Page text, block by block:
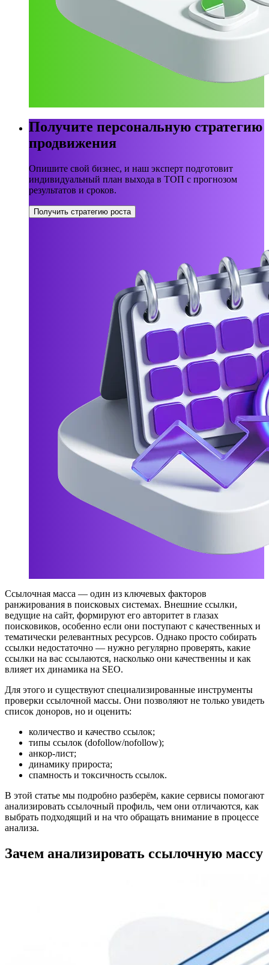
Получите персональную стратегию
продвижения
Опишите свой бизнес, и наш эксперт подготовит
индивидуальный план выхода в ТОП с прогнозом
результатов и сроков.
Получить стратегию роста
Ссылочная масса — один из ключевых факторов
ранжирования в поисковых системах. Внешние ссылки,
ведущие на сайт, формируют его авторитет в глазах
поисковиков, особенно если они поступают с качественных и
тематически релевантных ресурсов. Однако просто собирать
ссылки недостаточно — нужно регулярно проверять, какие
ссылки на вас ссылаются, насколько они качественны и как
влияет их динамика на SEO.
Для этого и существуют специализированные инструменты
проверки ссылочной массы. Они позволяют не только увидеть
список доноров, но и оценить:
количество и качество ссылок;
типы ссылок (dofollow/nofollow);
анкор-лист;
динамику прироста;
спамность и токсичность ссылок.
В этой статье мы подробно разберём, какие сервисы помогают
анализировать ссылочный профиль, чем они отличаются, как
выбрать подходящий и на что обращать внимание в процессе
анализа.
Зачем анализировать ссылочную массу